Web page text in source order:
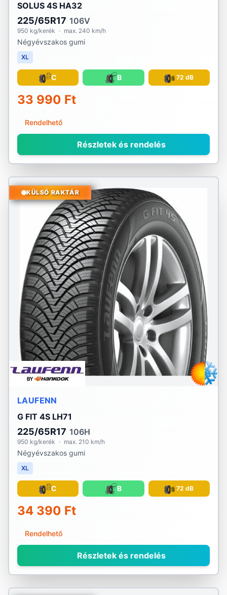
SOLUS 4S HA32
225/65R17 106V
950 kg/kerék · max. 240 km/h
Négyévszakos gumi
XL
C B 72 dB
33 990 Ft
Rendelhető
Részletek és rendelés
KÜLSŐ RAKTÁR
LAUFENN
G FIT 4S LH71
225/65R17 106H
950 kg/kerék · max. 210 km/h
Négyévszakos gumi
XL
C B 72 dB
34 390 Ft
Rendelhető
Részletek és rendelés